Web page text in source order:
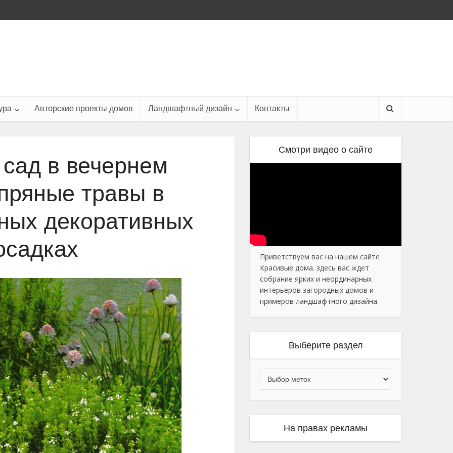
Авторские проекты домов Ландшафтный дизайн Контакты
в вечернем
травы в
декоративных
Смотри видео о сайте
Приветствуем вас на нашем сайте
Красивые дома. здесь вас ждет
собрание ярких и неординарных
интерьеров загородных домов и
примеров ландшафтного дизайна.
Выберите раздел
На правах рекламы